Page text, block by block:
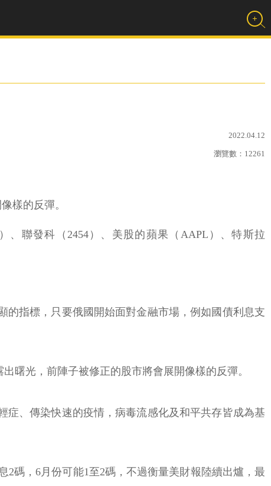
2022.04.12
瀏覽數： 12261
樣的反彈。
聯發科（2454）、美股的蘋果（AAPL）、特斯拉
指標，只要俄國開始面對金融市場，例如國債利息支
曙光，前陣子被修正的股市將會展開像樣的反彈。
、傳染快速的疫情，病毒流感化及和平共存皆成為基
2碼，6月份可能1至2碼，不過衡量美財報陸續出爐，最